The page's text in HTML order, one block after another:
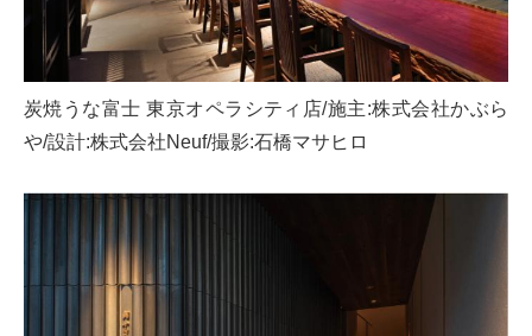
炭焼うな富士 東京オペラシティ店/施主:株式会社かぶら
や/設計:株式会社Neuf/撮影:石橋マサヒロ